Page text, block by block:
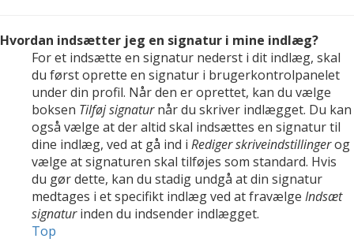
Hvordan indsætter jeg en signatur i mine indlæg?
For et indsætte en signatur nederst i dit indlæg, skal
du først oprette en signatur i brugerkontrolpanelet
under din profil. Når den er oprettet, kan du vælge
boksen Tilføj signaturnår du skriver indlægget. Du kan
også vælge at der altid skal indsættes en signatur til
dine indlæg, ved at gå ind i Rediger skriveindstillingerog
vælge at signaturen skal tilføjes som standard. Hvis
du gør dette, kan du stadig undgå at din signatur
medtages i et specifikt indlæg ved at fravælge Indsæt
signaturinden du indsender indlægget.
Top